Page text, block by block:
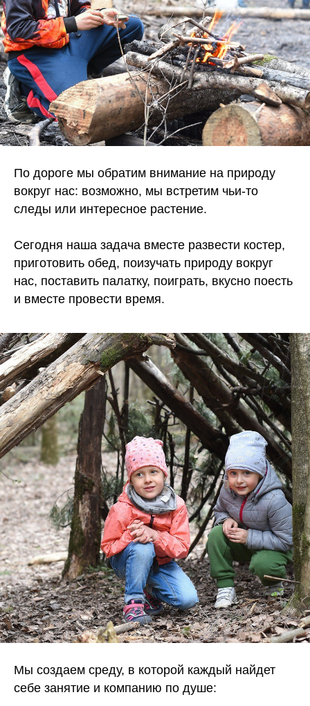
По дороге мы обратим внимание на природу
вокруг нас: возможно, мы встретим чьи-то
следы или интересное растение.
Сегодня наша задача вместе развести костер,
приготовить обед, поизучать природу вокруг
нас, поставить палатку, поиграть, вкусно поесть
и вместе провести время.
Мы создаем среду, в которой каждый найдет
себе занятие и компанию по душе: